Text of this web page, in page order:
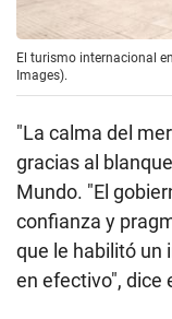
El turismo internacional
Images).
"La calma del
gracias al
Mundo. "El
confianza y
que le habilitó un
en efectivo", dice